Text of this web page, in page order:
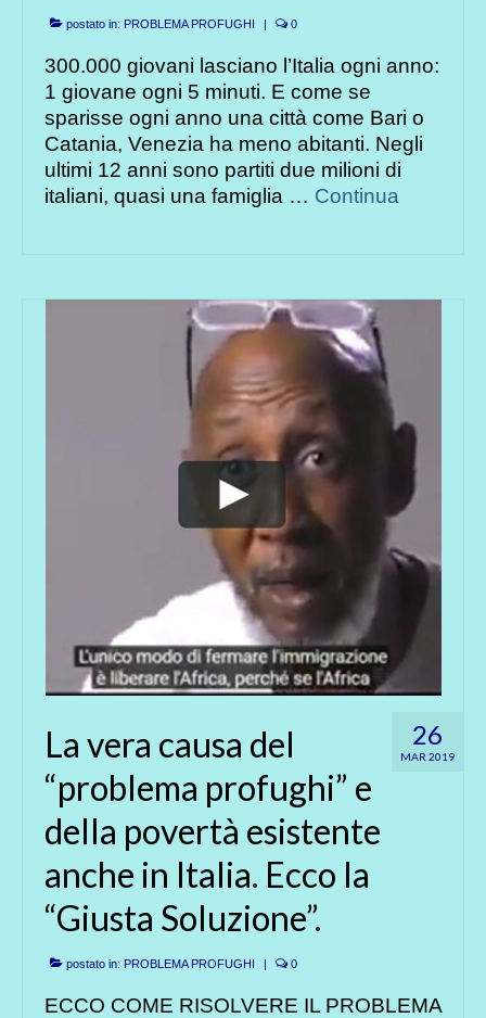
postato in: PROBLEMA PROFUGHI | 0
300.000 giovani lasciano l’Italia ogni anno:
1 giovane ogni 5 minuti. E come se
sparisse ogni anno una città come Bari o
Catania, Venezia ha meno abitanti. Negli
ultimi 12 anni sono partiti due milioni di
italiani, quasi una famiglia … Continua
26
MAR 2019
La vera causa del
“problema profughi” e
della povertà esistente
anche in Italia. Ecco la
“Giusta Soluzione”.
postato in: PROBLEMA PROFUGHI | 0
ECCO COME RISOLVERE IL PROBLEMA